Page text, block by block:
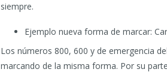
siempre.
Ejemplo nueva forma de marcar:
Los números 800, 600 y de emergencia
marcando de la misma forma. Por su